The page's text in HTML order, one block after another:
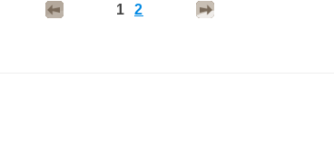
1 2